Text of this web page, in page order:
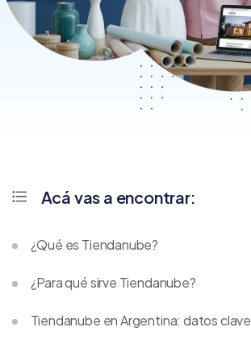
Acá vas a encontrar:
¿Qué es Tiendanube?
¿Para qué sirve Tiendanube?
Tiendanube en Argentina: datos clave